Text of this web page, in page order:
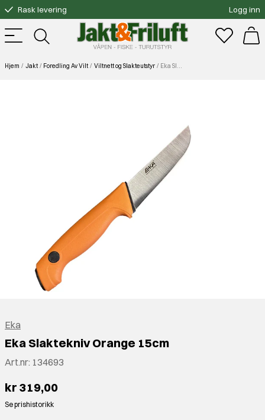
Rask levering
Gratis bytte
Fri frakt over 3000.-
Logg inn
Hjem Jakt Foredling Av Vilt Viltnett og Slakteutstyr Eka Slaktekniv Orange 15cm
Eka
Eka Slaktekniv Orange 15cm
Art.nr: 134693
kr 319,00
Se prishistorikk